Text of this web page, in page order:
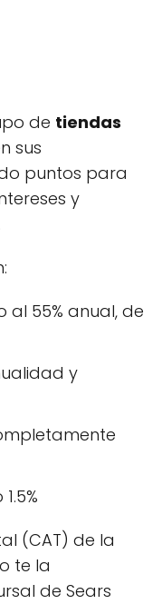
de tiendas
sus
puntos para
y
al 55% anual, de
y
(CAT) de la
te la
de Sears